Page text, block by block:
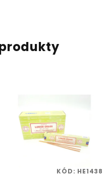
KÓD: HE1438